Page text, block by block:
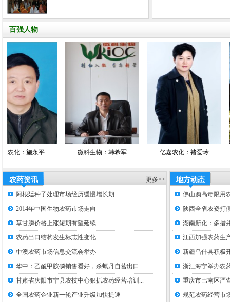
百强人物
施永平 微科生物：韩希军 亿嘉农化：褚爱玲
农药资讯 更多>>
阿根廷种子处理市场经历缓慢增长期
2014年中国生物农药市场走向
草甘膦价格上涨短期有望延续
农药出口结构发生标志性变化
中澳农药市场信息交流会举办
华中：乙酰甲胺磷销售看好，杀螟丹自营出口...
甘肃省庆阳市宁县农技中心狠抓农药经营培训...
全国农药企业新一轮产业升级加快提速
地方动态
佛山购高毒限用
陕西全省农资打
湖南新化：多措
江西加强农药生
新疆乌什县积极
浙江海宁举办农
重庆市巴南区严
规范农药经营市